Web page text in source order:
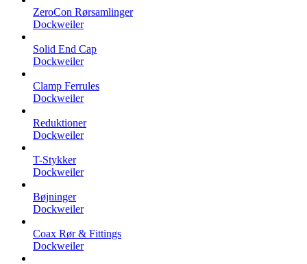
ZeroCon Rørsamlinger
Dockweiler
Solid End Cap
Dockweiler
Clamp Ferrules
Dockweiler
Reduktioner
Dockweiler
T-Stykker
Dockweiler
Bøjninger
Dockweiler
Coax Rør & Fittings
Dockweiler